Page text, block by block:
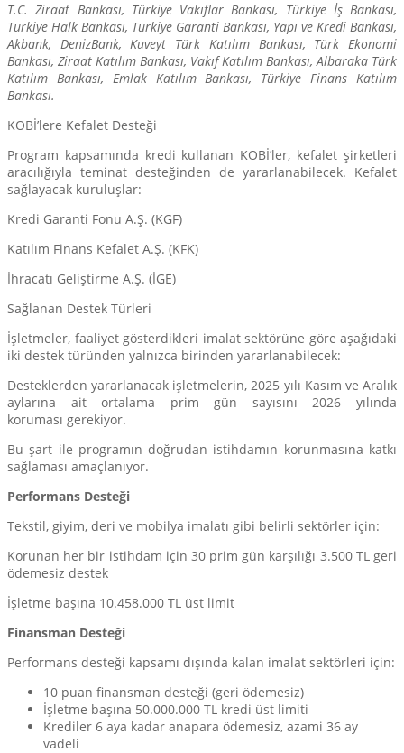
T.C. Ziraat Bankası, Türkiye Vakıflar Bankası, Türkiye İş Bankası,
Türkiye Halk Bankası, Türkiye Garanti Bankası, Yapı ve Kredi Bankası,
Akbank, DenizBank, Kuveyt Türk Katılım Bankası, Türk Ekonomi
Bankası, Ziraat Katılım Bankası, Vakıf Katılım Bankası, Albaraka Türk
Katılım Bankası, Emlak Katılım Bankası, Türkiye Finans Katılım
Bankası.
KOBİ’lere Kefalet Desteği
Program kapsamında kredi kullanan KOBİ’ler, kefalet şirketleri
aracılığıyla teminat desteğinden de yararlanabilecek. Kefalet
sağlayacak kuruluşlar:
Kredi Garanti Fonu A.Ş. (KGF)
Katılım Finans Kefalet A.Ş. (KFK)
İhracatı Geliştirme A.Ş. (İGE)
Sağlanan Destek Türleri
İşletmeler, faaliyet gösterdikleri imalat sektörüne göre aşağıdaki
iki destek türünden yalnızca birinden yararlanabilecek:
Desteklerden yararlanacak işletmelerin, 2025 yılı Kasım ve Aralık
aylarına ait ortalama prim gün sayısını 2026 yılında
koruması gerekiyor.
Bu şart ile programın doğrudan istihdamın korunmasına katkı
sağlaması amaçlanıyor.
Performans Desteği
Tekstil, giyim, deri ve mobilya imalatı gibi belirli sektörler için:
Korunan her bir istihdam için 30 prim gün karşılığı 3.500 TL geri
ödemesiz destek
İşletme başına 10.458.000 TL üst limit
Finansman Desteği
Performans desteği kapsamı dışında kalan imalat sektörleri için:
10 puan finansman desteği (geri ödemesiz)
İşletme başına 50.000.000 TL kredi üst limiti
Krediler 6 aya kadar anapara ödemesiz, azami 36 ay
vadeli